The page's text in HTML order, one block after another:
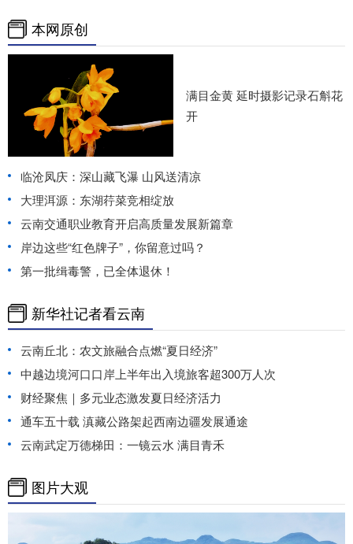
本网原创
满目金黄 延时摄影记录石斛花
开
临沧凤庆：深山藏飞瀑 山风送清凉
大理洱源：东湖荇菜竞相绽放
云南交通职业教育开启高质量发展新篇章
岸边这些“红色牌子”，你留意过吗？
第一批缉毒警，已全体退休！
新华社记者看云南
云南丘北：农文旅融合点燃“夏日经济”
中越边境河口口岸上半年出入境旅客超300万人次
财经聚焦｜多元业态激发夏日经济活力
通车五十载 滇藏公路架起西南边疆发展通途
云南武定万德梯田：一镜云水 满目青禾
图片大观